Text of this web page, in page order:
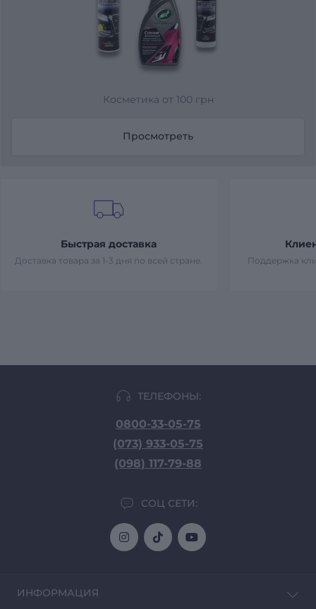
Косметика от 100 грн
Просмотреть
Быстрая доставка
Доставка товара за 1-3 дня по всей стране. Поддержка
ТЕЛЕФОНЫ:
0800-33-05-75
(073) 933-05-75
(098) 117-79-88
СОЦ СЕТИ:
ИНФОРМАЦИЯ